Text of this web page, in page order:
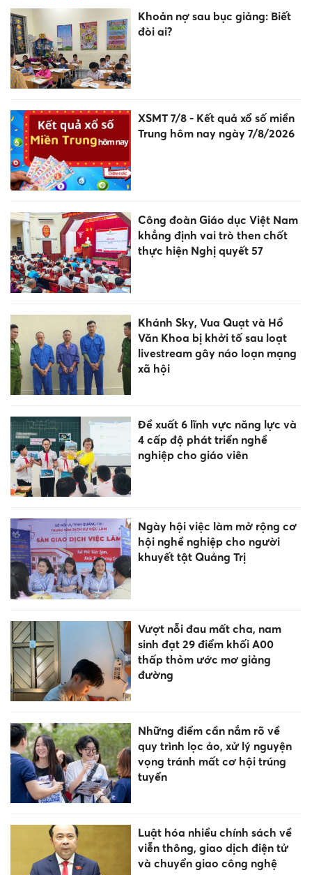
Khoản nợ sau bục giảng: Biết
đòi ai?
XSMT 7/8 - Kết quả xổ số miền
Trung hôm nay ngày 7/8/2026
Công đoàn Giáo dục Việt Nam
khẳng định vai trò then chốt
thực hiện Nghị quyết 57
Khánh Sky, Vua Quạt và Hồ
Văn Khoa bị khởi tố sau loạt
livestream gây náo loạn mạng
xã hội
Đề xuất 6 lĩnh vực năng lực và
4 cấp độ phát triển nghề
nghiệp cho giáo viên
Ngày hội việc làm mở rộng cơ
hội nghề nghiệp cho người
khuyết tật Quảng Trị
Vượt nỗi đau mất cha, nam
sinh đạt 29 điểm khối A00
thấp thỏm ước mơ giảng
đường
Những điểm cần nắm rõ về
quy trình lọc ảo, xử lý nguyện
vọng tránh mất cơ hội trúng
tuyển
Luật hóa nhiều chính sách về
viễn thông, giao dịch điện tử
và chuyển giao công nghệ